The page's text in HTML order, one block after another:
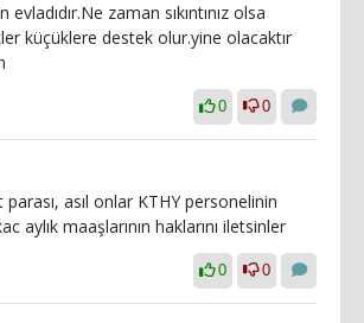
zaman sıkıntınız olsa
küçüklere destek olur.yine olacaktır
0 0
asıl onlar KTHY personelinin
aylık maaşlarının haklarını iletsinler
0 0